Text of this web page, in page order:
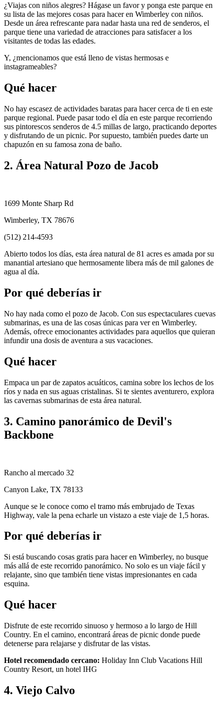
¿Viajas con niños alegres? Hágase un favor y ponga este parque en
su lista de las mejores cosas para hacer en Wimberley con niños.
Desde un área refrescante para nadar hasta una red de senderos, el
parque tiene una variedad de atracciones para satisfacer a los
visitantes de todas las edades.
Y, ¿mencionamos que está lleno de vistas hermosas e
instagrameables?
Qué hacer
No hay escasez de actividades baratas para hacer cerca de ti en este
parque regional. Puede pasar todo el día en este parque recorriendo
sus pintorescos senderos de 4.5 millas de largo, practicando deportes
y disfrutando de un picnic. Por supuesto, también puedes darte un
chapuzón en su famosa zona de baño.
2. Área Natural Pozo de Jacob
1699 Monte Sharp Rd
Wimberley, TX 78676
(512) 214-4593
Abierto todos los días, esta área natural de 81 acres es amada por su
manantial artesiano que hermosamente libera más de mil galones de
agua al día.
Por qué deberías ir
No hay nada como el pozo de Jacob. Con sus espectaculares cuevas
submarinas, es una de las cosas únicas para ver en Wimberley.
Además, ofrece emocionantes actividades para aquellos que quieran
infundir una dosis de aventura a sus vacaciones.
Qué hacer
Empaca un par de zapatos acuáticos, camina sobre los lechos de los
ríos y nada en sus aguas cristalinas. Si te sientes aventurero, explora
las cavernas submarinas de esta área natural.
3. Camino panorámico de Devil's
Backbone
Rancho al mercado 32
Canyon Lake, TX 78133
Aunque se le conoce como el tramo más embrujado de Texas
Highway, vale la pena echarle un vistazo a este viaje de 1,5 horas.
Por qué deberías ir
Si está buscando cosas gratis para hacer en Wimberley, no busque
más allá de este recorrido panorámico. No solo es un viaje fácil y
relajante, sino que también tiene vistas impresionantes en cada
esquina.
Qué hacer
Disfrute de este recorrido sinuoso y hermoso a lo largo de Hill
Country. En el camino, encontrará áreas de picnic donde puede
detenerse para relajarse y disfrutar de las vistas.
Hotel recomendado cercano: Holiday Inn Club Vacations Hill
Country Resort, un hotel IHG
4. Viejo Calvo